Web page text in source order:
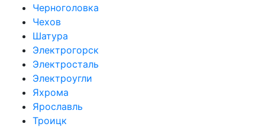
Черноголовка
Чехов
Шатура
Электрогорск
Электросталь
Электроугли
Яхрома
Ярославль
Троицк